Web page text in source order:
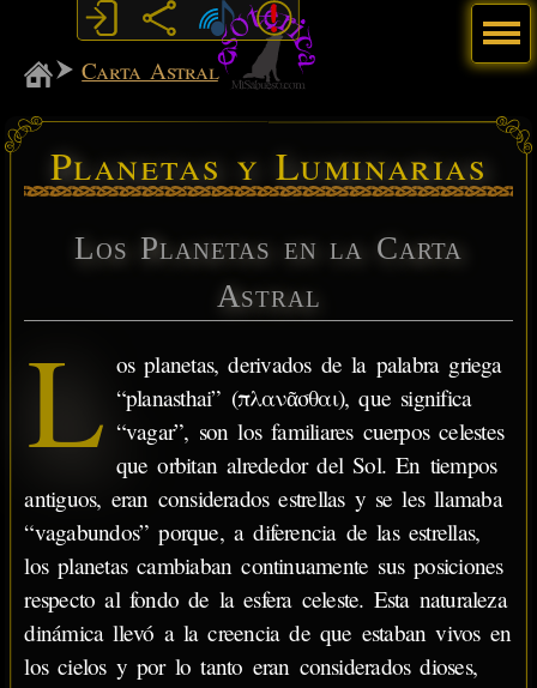
MiSabueso
Carta Astral
Planetas y Luminarias
Los Planetas en la Carta
Astral
L os planetas, derivados de la palabra griega
“planasthai” (πλανᾶσθαι), que significa
“vagar”, son los familiares cuerpos celestes
que orbitan alrededor del Sol. En tiempos
antiguos, eran considerados estrellas y se les llamaba
“vagabundos” porque, a diferencia de las estrellas,
los planetas cambiaban continuamente sus posiciones
respecto al fondo de la esfera celeste. Esta naturaleza
dinámica llevó a la creencia de que estaban vivos en
los cielos y por lo tanto eran considerados dioses,
Menú